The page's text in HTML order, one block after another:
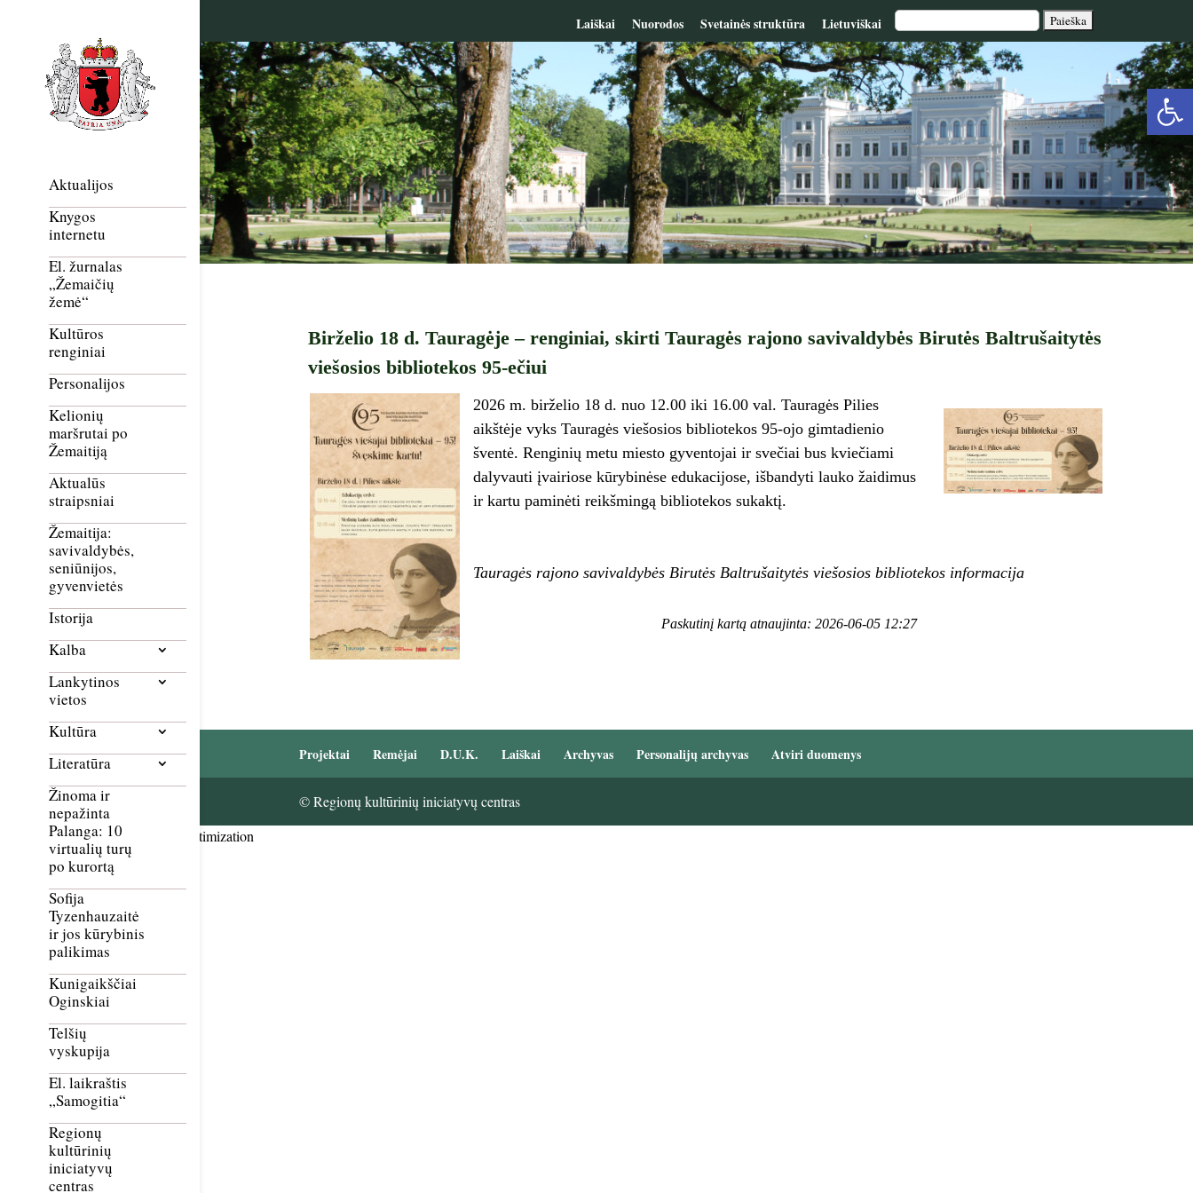
Laiškai Nuorodos Svetainės struktūra Lietuviškai
Aktualijos
Knygos
internetu
El. žurnalas
„Žemaičių
žemė“
Kultūros
renginiai
Personalijos
Kelionių
maršrutai po
Žemaitiją
Aktualūs
straipsniai
Žemaitija:
savivaldybės,
seniūnijos,
gyvenvietės
Istorija
Kalba
Lankytinos
vietos
Kultūra
Literatūra
Žinoma ir
nepažinta
Palanga: 10
virtualių turų
po kurortą
Sofija
Tyzenhauzaitė
ir jos kūrybinis
palikimas
Kunigaikščiai
Oginskiai
Telšių
vyskupija
El. laikraštis
„Samogitia“
Regionų
kultūrinių
iniciatyvų
centras
Birželio 18 d. Tauragėje – renginiai, skirti Tauragės rajono savivaldybės Birutės Baltrušaitytės
viešosios bibliotekos 95-ečiui
2026 m. birželio 18 d. nuo 12.00 iki 16.00 val. Tauragės Pilies
aikštėje vyks Tauragės viešosios bibliotekos 95-ojo gimtadienio
šventė. Renginių metu miesto gyventojai ir svečiai bus kviečiami
dalyvauti įvairiose kūrybinėse edukacijose, išbandyti lauko žaidimus
ir kartu paminėti reikšmingą bibliotekos sukaktį.
Tauragės rajono savivaldybės Birutės Baltrušaitytės viešosios bibliotekos informacija
Paskutinį kartą atnaujinta: 2026-06-05 12:27
Projektai Remėjai D.U.K. Laiškai Archyvas Personalijų archyvas Atviri duomenys
© Regionų kultūrinių iniciatyvų centras
Smush Image Compression and Optimization